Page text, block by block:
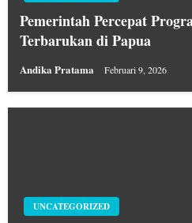
Pemerintah Percepat
Terbarukan di Papua
Andika Pratama Februari 9, 2026
UNCATEGORIZED